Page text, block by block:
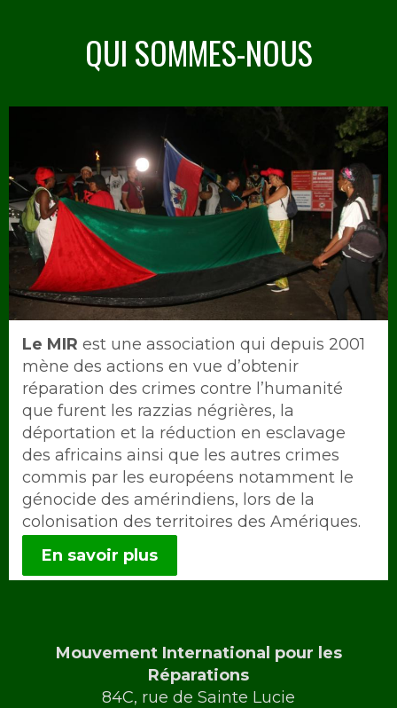
QUI SOMMES-NOUS
Intro
Le MIR est une association qui depuis 2001
mène des actions en vue d’obtenir
réparation des crimes contre l’humanité
que furent les razzias négrières, la
déportation et la réduction en esclavage
des africains ainsi que les autres crimes
commis par les européens notamment le
génocide des amérindiens, lors de la
colonisation des territoires des Amériques.
En savoir plus
Mouvement International pour les
Réparations
84C, rue de Sainte Lucie